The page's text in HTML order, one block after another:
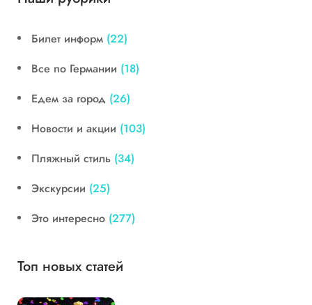
Билет информ (22)
Все по Германии (18)
Едем за город (26)
Новости и акции (103)
Пляжный стиль (34)
Экскурсии (25)
Это интересно (277)
Топ новых статей